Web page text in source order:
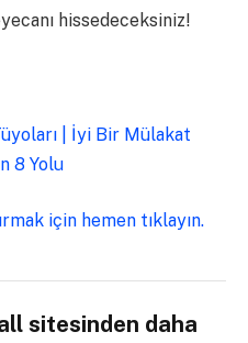
hissedeceksiniz!
| İyi Bir Mülakat
8 Yolu
için hemen tıklayın.
sitesinden daha